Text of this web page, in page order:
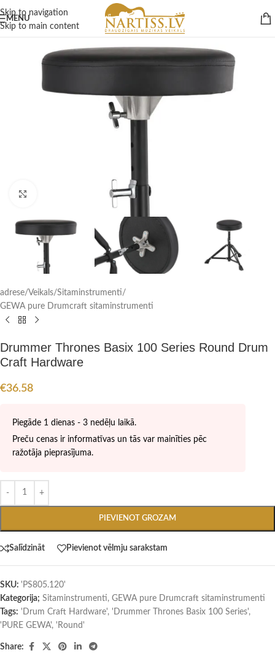
Skip to navigation
Skip to main content
MENU
adrese/Veikals/Sitaminstrumenti/
GEWA pure Drumcraft sitaminstrumenti
Drummer Thrones Basix 100 Series Round Drum
Craft Hardware
€36.58
Piegāde 1 dienas - 3 nedēļu laikā.
Preču cenas ir informatīvas un tās var mainīties pēc
ražotāja pieprasījuma.
PIEVIENOT GROZAM
Salīdzināt Pievienot vēlmju sarakstam
SKU: 'PS805.120'
Kategorija; Sitaminstrumenti, GEWA pure Drumcraft sitaminstrumenti
Tags: 'Drum Craft Hardware', 'Drummer Thrones Basix 100 Series',
'PURE GEWA', 'Round'
Share: